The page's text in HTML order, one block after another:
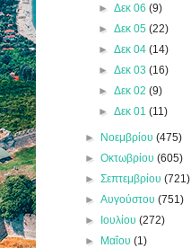
► Δεκ 06 (9)
► Δεκ 05 (22)
► Δεκ 04 (14)
► Δεκ 03 (16)
► Δεκ 02 (9)
► Δεκ 01 (11)
► Νοεμβρίου(475)
►Οκτωβρίου(605)
►Σεπτεμβρίου(721)
►Αυγούστου(751)
► Ιουλίου(272)
► Μαΐου(1)